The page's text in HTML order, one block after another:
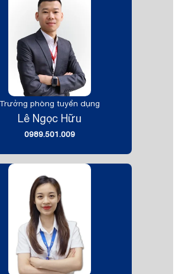
Trưởng phòng tuyển dụng
Lê Ngọc Hữu
0989.501.009